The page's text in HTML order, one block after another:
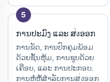
ການປະມົງ ແລະ ສ่งອອກ
ການຂັດ, ການປົກຄຸມພ້ອມ
ດ້ວຍຊັ້ນຫຸ້ມ, ການຊຸບດ້ວຍ
ເຄືອບ, ແລະ ການປະກອບ.
ການຫໍ່ຫໍ້ສຳລັບການສ่งອອກ